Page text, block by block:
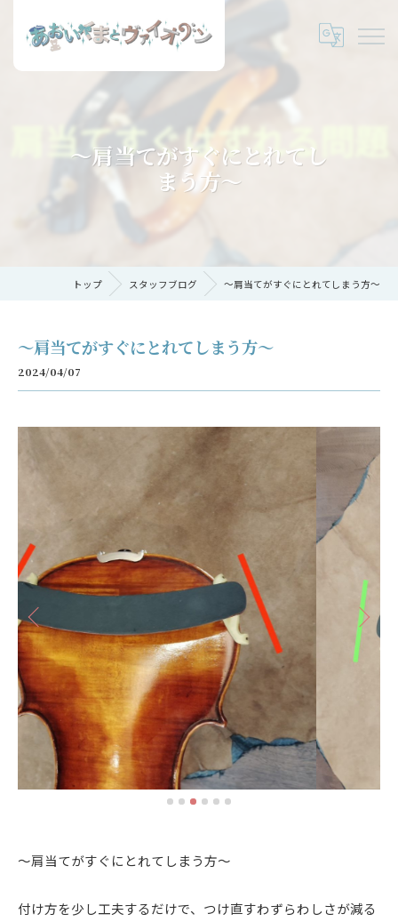
〜肩当てがすぐにとれてし
まう方〜
トップ スタッフブログ 〜肩当てがすぐにとれてしまう方〜
〜肩当てがすぐにとれてしまう方〜
2024/04/07
〜肩当てがすぐにとれてしまう方〜
付け方を少し工夫するだけで、つけ直すわずらわしさが減る